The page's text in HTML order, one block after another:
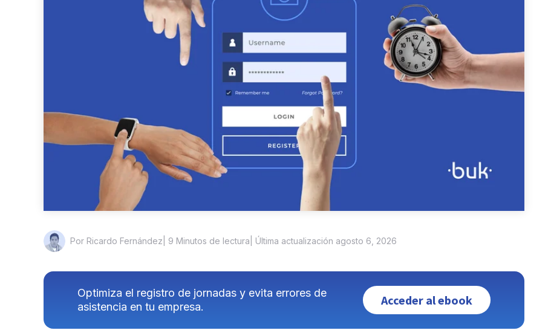
Por Ricardo Fernández | 9 Minutos de lectura | Última actualización agosto 6, 2026
Optimiza el registro de jornadas y evita errores de
asistencia en tu empresa.
Acceder al ebook